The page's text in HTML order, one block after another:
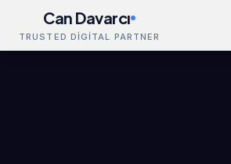
Can Davarcı
TRUSTED DİGİTAL PARTNER